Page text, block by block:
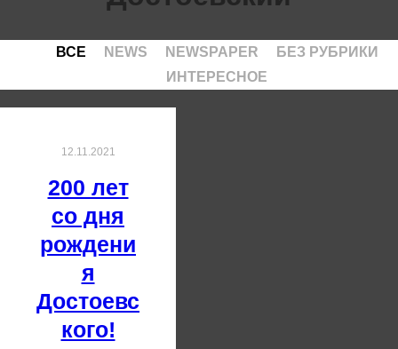
ВСЕ NEWS NEWSPAPER
БЕЗ РУБРИКИ
ИНТЕРЕСНОЕ
12.11.2021
200 лет
со дня
рождени
я
Достоевс
кого!